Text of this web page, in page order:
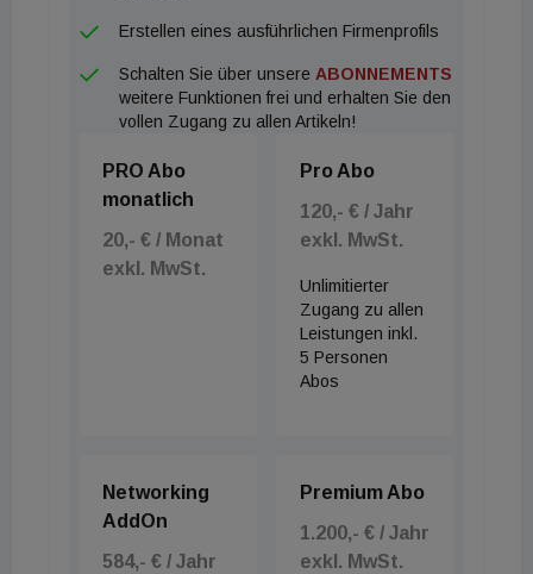
enthalten ist. Die Anbieter können - unter
Berücksichtigung der Qualitätskriterien - außerdem
so viele Inserate auf Premium Living
der Plattform ein eigener Bereich für Clubmitglieder
geschaffen, jedes Mitglied mit einem Siegel
gekennzeichnet und attraktive Reichweitenextras,
wie etwa Inserate in den führenden Exklusivmedien
Falstaff und Cercle Diplomatique, geboten. "Neben
den vielen Goodies war es uns besonders wichtig,
den Netzwerkgedanken aufzugreifen. Unser
eigene Diamond Club-Events, Workshops und ein
Clubmagazin geben", betont Gabel-Hlawa. ##Das
Erstellen eines ausführlichen Firmenprofils
Schalten Sie über unsere ABONNEMENTS
weitere Funktionen frei und erhalten Sie den
vollen Zugang zu allen Artikeln!
PRO Abo
monatlich
20,- € / Monat
exkl. MwSt.
Pro Abo
120,- € / Jahr
exkl. MwSt.
Unlimitierter
Zugang zu allen
Leistungen inkl.
5 Personen
Abos
Networking
AddOn
584,- € / Jahr
Premium Abo
1.200,- € / Jahr
exkl. MwSt.